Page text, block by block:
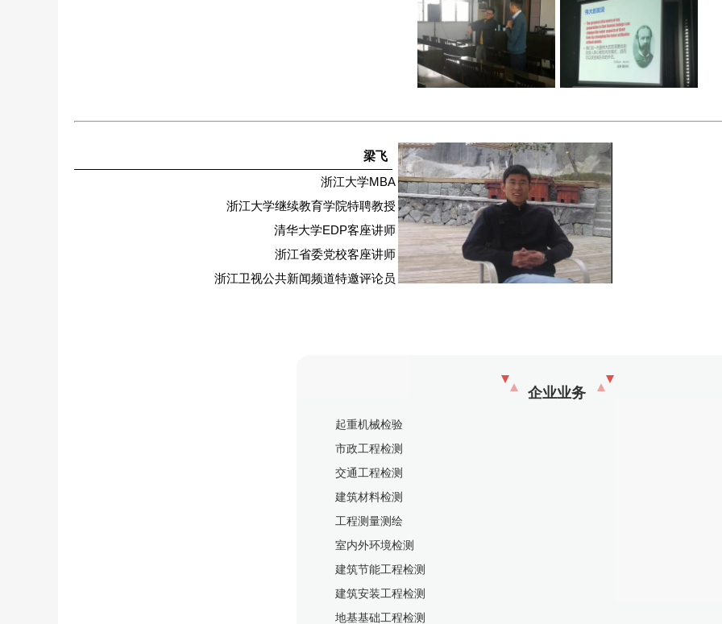
梁飞
浙江大学MBA
浙江大学继续教育学院特聘教授
清华大学EDP客座讲师
浙江省委党校客座讲师
浙江卫视公共新闻频道特邀评论员
企业业务
起重机械检验
市政工程检测
交通工程检测
建筑材料检测
工程测量测绘
室内外环境检测
建筑节能工程检测
建筑安装工程检测
地基基础工程检测